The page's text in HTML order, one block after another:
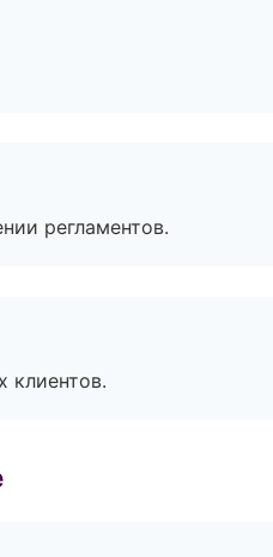
регламентов.
клиентов.